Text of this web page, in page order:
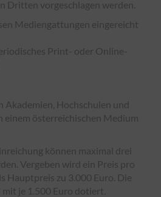
Dritten vorgeschlagen werden.
Mediengattungen eingereicht
Print- oder Online-
Akademien, Hochschulen und
einem österreichischen Medium
können maximal drei
Vergeben wird ein Preis pro
Hauptpreis zu 3.000 Euro. Die
je 1.500 Euro dotiert.